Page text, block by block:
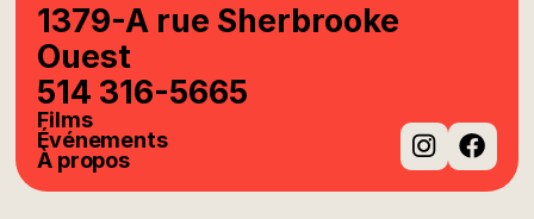
1379-A rue Sherbrooke
Ouest
514 316-5665
Films
Événements
À propos